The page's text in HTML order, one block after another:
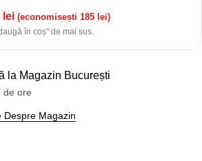
lei (economisești 185 lei)
în coș" de mai sus.
la Magazin București
de ore
Despre Magazin